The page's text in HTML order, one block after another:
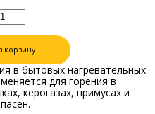
корзину
в бытовых нагревательных
для горения в
керогазах, примусах и